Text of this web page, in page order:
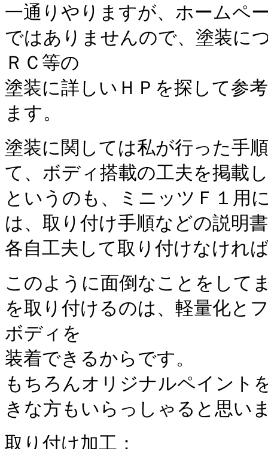
一通りやりますが、ホームペ
ではありませんので、塗装に
ＲＣ等の
塗装に詳しいＨＰを探して参
ます。
塗装に関しては私が行った手
て、ボディ搭載の工夫を掲載
というのも、ミニッツＦ１用
は、取り付け手順などの説明
各自工夫して取り付けなけれ
このように面倒なことをして
を取り付けるのは、軽量化と
ボディを
装着できるからです。
もちろんオリジナルペイント
きな方もいらっしゃると思い
取り付け加工：